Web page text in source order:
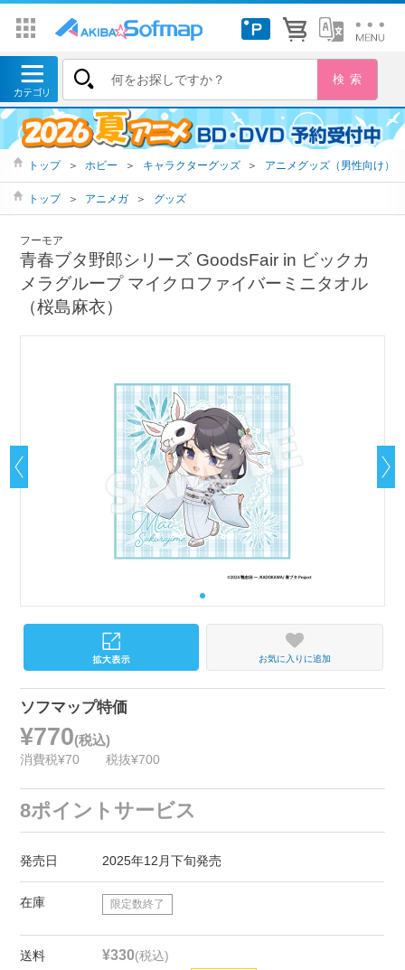
トップ ＞ ホビー ＞ キャラクターグッズ ＞ アニメグッズ（男性向け）
トップ ＞ アニメガ ＞ グッズ
フーモア
青春ブタ野郎シリーズ GoodsFair in ビックカ
メラグループ マイクロファイバーミニタオル
（桜島麻衣）
お気に入りに追加
ソフマップ特価
¥770(税込)
消費税¥70 税抜¥700
8ポイントサービス
発売日 2025年12月下旬発売
在庫 限定数終了
送料 ¥330(税込)